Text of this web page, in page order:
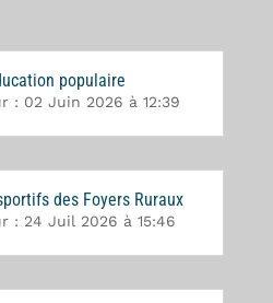
populaire
: 02 Juin 2026 à 12:39
des Foyers Ruraux
: 24 Juil 2026 à 15:46